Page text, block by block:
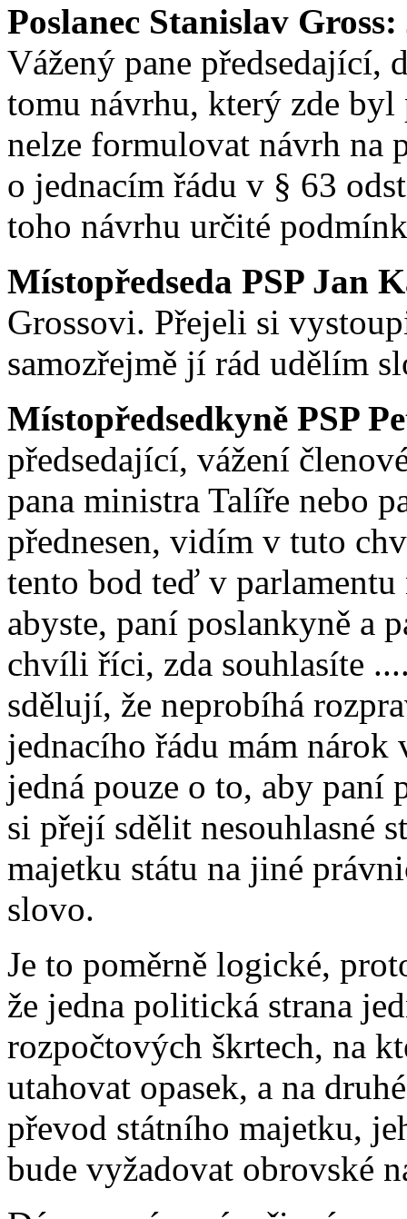
Poslanec Stanislav Gross:
Vážený pane předsedající,
tomu návrhu, který zde
nelze formulovat návrh na
o jednacím řádu v § 63
toho návrhu určité
Místopředseda PSP Jan
Grossovi. Přejeli si
samozřejmě jí rád udělím
Místopředsedkyně PSP
předsedající, vážení
pana ministra Talíře nebo
přednesen, vidím v tuto
tento bod teď v
abyste, paní poslankyně a
chvíli říci, zda souhlasíte
sdělují, že neprobíhá
jednacího řádu mám
jedná pouze o to, aby paní
si přejí sdělit nesouhlasné
majetku státu na jiné
slovo.
Je to poměrně logické,
že jedna politická strana
rozpočtových škrtech, na
utahovat opasek, a na
převod státního majetku,
bude vyžadovat obrovské